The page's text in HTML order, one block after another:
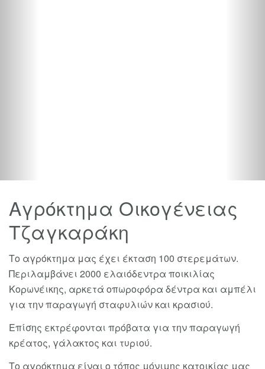
Αγρόκτημα Οικογένειας
Τζαγκαράκη
Το αγρόκτημα μας έχει έκταση 100 στερεμάτων.
Περιλαμβάνει 2000 ελαιόδεντρα ποικιλίας
Κορωνέικης, αρκετά οπωροφόρα δέντρα και αμπέλι
για την παραγωγή σταφυλιών και κρασιού.
Επίσης εκτρέφονται πρόβατα για την παραγωγή
κρέατος, γάλακτος και τυριού.
Το αγρόκτημα είναι ο τόπος μόνιμης κατοικίας μας